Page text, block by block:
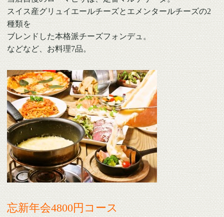
スイス産グリュイエールチーズとエメンタールチーズの2
種類を
ブレンドした本格派チーズフォンデュ。
などなど、お料理7品。
忘新年会4800円コース